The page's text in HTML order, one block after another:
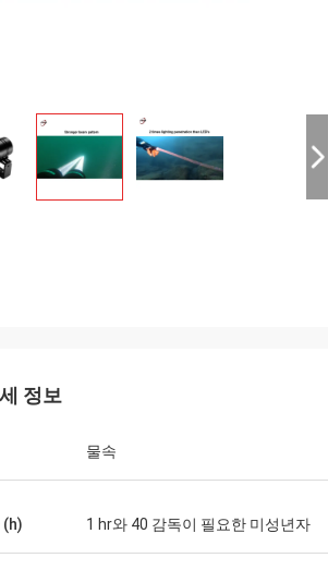
듈팅과 잘 원형 회사. 제품은
위해 좋은 품질이고 완전합니
환상
비스와
정보
물속
(h) 1 hr와 40 감독이 필요한 미성년자